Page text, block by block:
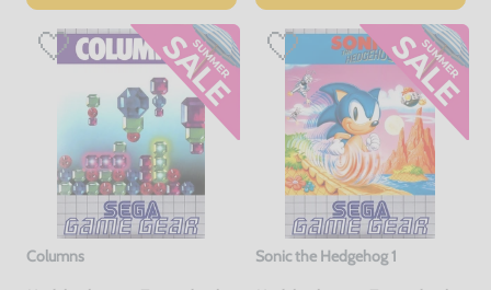
Columns
Sonic the Hedgehog 1